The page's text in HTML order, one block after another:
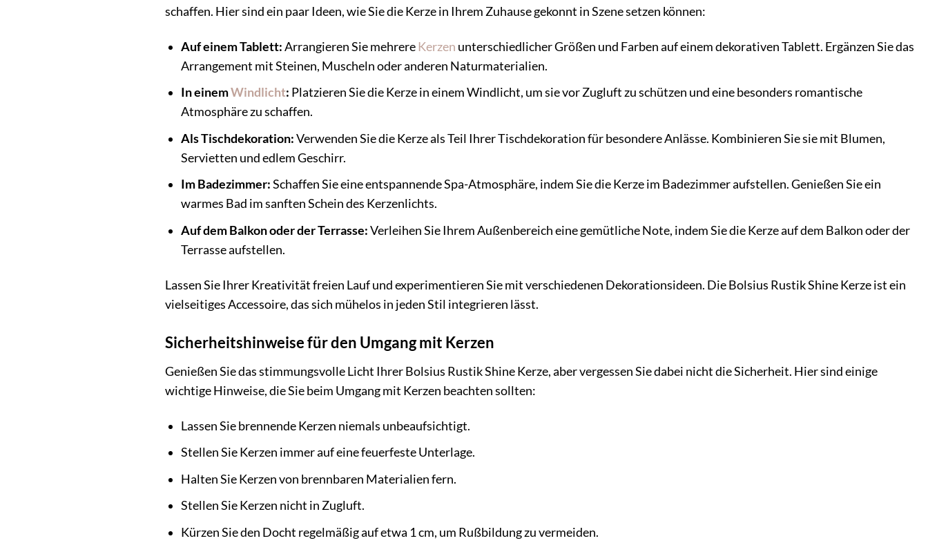
schaffen. Hier sind ein paar Ideen, wie Sie die Kerze in Ihrem Zuhause gekonnt in Szene setzen können:
Auf einem Tablett:Arrangieren Sie mehrereKerzen unterschiedlicher Größen und Farben auf einem dekorativen Tablett. Ergänzen Sie das
Arrangement mit Steinen, Muscheln oder anderen Naturmaterialien.
In einemWindlicht: Platzieren Sie die Kerze in einem Windlicht, um sie vor Zugluft zu schützen und eine besonders romantische
Atmosphäre zu schaffen.
Als Tischdekoration:Verwenden Sie die Kerze als Teil Ihrer Tischdekoration für besondere Anlässe. Kombinieren Sie sie mit Blumen,
Servietten und edlem Geschirr.
Im Badezimmer:Schaffen Sie eine entspannende Spa-Atmosphäre, indem Sie die Kerze im Badezimmer aufstellen. Genießen Sie ein
warmes Bad im sanften Schein des Kerzenlichts.
Auf dem Balkon oder der Terrasse:Verleihen Sie Ihrem Außenbereich eine gemütliche Note, indem Sie die Kerze auf dem Balkon oder der
Terrasse aufstellen.
Lassen Sie Ihrer Kreativität freien Lauf und experimentieren Sie mit verschiedenen Dekorationsideen. Die Bolsius Rustik Shine Kerze ist ein
vielseitiges Accessoire, das sich mühelos in jeden Stil integrieren lässt.
Sicherheitshinweise für den Umgang mit Kerzen
Genießen Sie das stimmungsvolle Licht Ihrer Bolsius Rustik Shine Kerze, aber vergessen Sie dabei nicht die Sicherheit. Hier sind einige
wichtige Hinweise, die Sie beim Umgang mit Kerzen beachten sollten:
Lassen Sie brennende Kerzen niemals unbeaufsichtigt.
Stellen Sie Kerzen immer auf eine feuerfeste Unterlage.
Halten Sie Kerzen von brennbaren Materialien fern.
Stellen Sie Kerzen nicht in Zugluft.
Kürzen Sie den Docht regelmäßig auf etwa 1 cm, um Rußbildung zu vermeiden.